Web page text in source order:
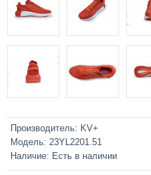
Производитель: KV+
Модель: 23YL2201.51
Наличие: Есть в наличии